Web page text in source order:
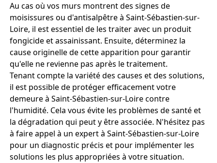
Au cas où vos murs montrent des signes de
moisissures ou d'antisalpêtre à Saint-Sébastien-sur-
Loire, il est essentiel de les traiter avec un produit
fongicide et assainissant. Ensuite, déterminez la
cause originelle de cette apparition pour garantir
qu'elle ne revienne pas après le traitement.
Tenant compte la variété des causes et des solutions,
il est possible de protéger efficacement votre
demeure à Saint-Sébastien-sur-Loire contre
l'humidité. Cela vous évite les problèmes de santé et
la dégradation qui peut y être associée. N'hésitez pas
à faire appel à un expert à Saint-Sébastien-sur-Loire
pour un diagnostic précis et pour implémenter les
solutions les plus appropriées à votre situation.